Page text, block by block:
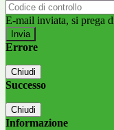
E-mail inviata, si prega
Errore
Chiudi
Successo
Chiudi
Informazione